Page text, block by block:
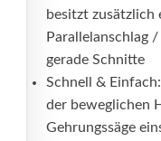
besitzt zusätzlich
Parallelanschlag
gerade Schnitte
Schnell &
der beweglichen
Gehrungssäge